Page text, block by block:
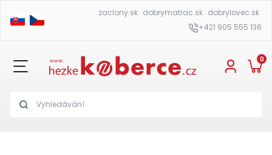
zaclony.sk dobrymatrac.sk dobrylovec.sk
+421 905 555 136
0